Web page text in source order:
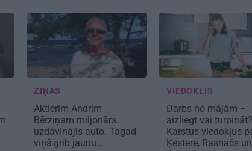
ZIŅAS
Aktierim Andrim
Bērziņam miljonārs
uzdāvinājis auto. Tagad
viņš grib jaunu…
VIEDOKLIS
Darbs no mājām –
aizliegt vai turpināt?
Karstus viedokļus
Ķestere, Rasnačs un